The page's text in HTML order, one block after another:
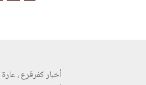
أخبار كفرقرع ،